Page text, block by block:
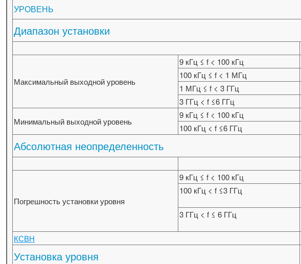
УРОВЕНЬ
Диапазон установки
Максимальный выходной уровень
9 кГц ≤ f < 100 кГц
100 кГц ≤ f < 1 МГц
1 МГц ≤ f < 3 ГГц
3 ГГц < f ≤6 ГГц
Минимальный выходной уровень
9 кГц ≤ f < 100 кГц
100 кГц < f ≤6 ГГц
Абсолютная неопределенность
Погрешность установки уровня
9 кГц ≤ f < 100 кГц
100 кГц < f ≤3 ГГц
3 ГГц < f ≤ 6 ГГц
КСВН
Установка уровня